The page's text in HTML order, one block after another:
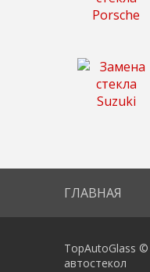
ГЛАВНАЯ
TopAutoGlass
автостекол